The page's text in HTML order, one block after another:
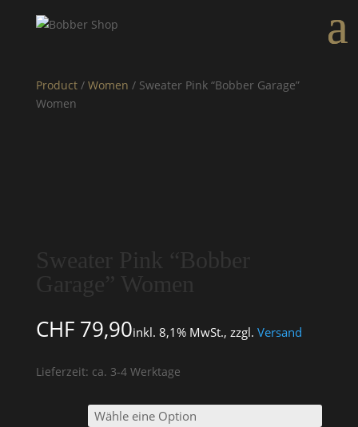
Product/ Women / Sweater Pink “Bobber Garage”
Women
Sweater Pink “Bobber
Garage” Women
CHF79,90inkl. 8,1% MwSt., zzgl. Versand
Lieferzeit: ca. 3-4 Werktage